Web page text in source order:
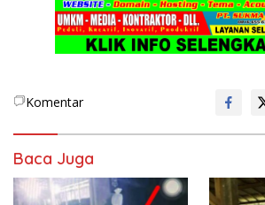
Komentar
Baca Juga